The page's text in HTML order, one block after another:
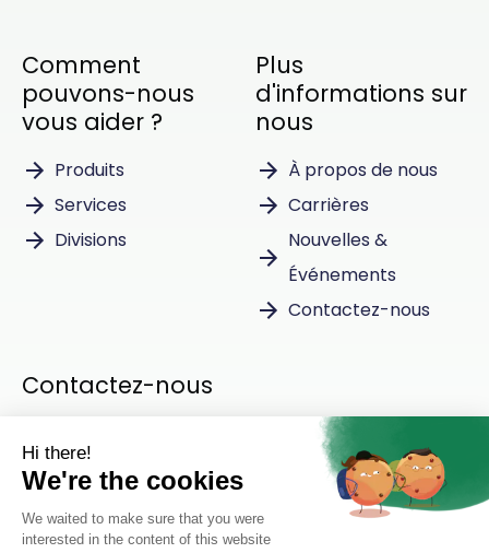
Elijan
Comment
pouvons-nous
vous aider ?
Produits
Services
Divisions
Plus
d'informations sur
nous
À propos de nous
Carrières
Nouvelles &
Événements
Contactez-nous
Contactez-nous
LinkedIn